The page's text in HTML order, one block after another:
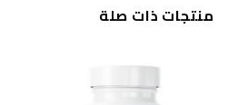
منتجات ذات صلة